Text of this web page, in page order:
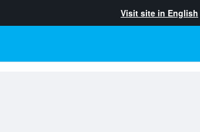
Visit site in English